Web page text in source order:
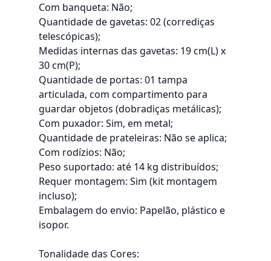
Com banqueta: Não;
Quantidade de gavetas: 02 (corrediças
telescópicas);
Medidas internas das gavetas: 19 cm(L) x
30 cm(P);
Quantidade de portas: 01 tampa
articulada, com compartimento para
guardar objetos (dobradiças metálicas);
Com puxador: Sim, em metal;
Quantidade de prateleiras: Não se aplica;
Com rodízios: Não;
Peso suportado: até 14 kg distribuídos;
Requer montagem: Sim (kit montagem
incluso);
Embalagem do envio: Papelão, plástico e
isopor.
Tonalidade das Cores: